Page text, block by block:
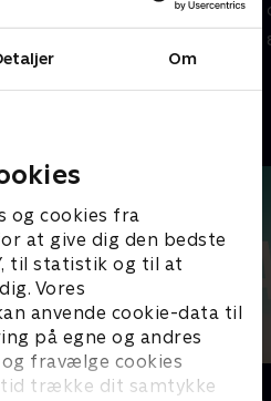
Om
og cookies fra
at give dig den bedste
til statistik og til at
Vores
anvende cookie-data til
på egne og andres
fravælge cookies
trække dit samtykke
ønsker at stjæle hans
vandrettigheder.
8. oktober 2023 • 46 min
The Au Pair